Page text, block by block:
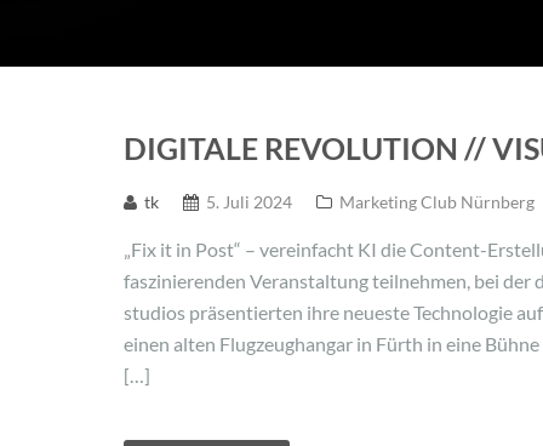
DIGITALE REVOLUTION //
tk 5. Juli 2024 Marketing Club Nürnberg
„Fix it in Post“ – vereinfacht KI die Content-
faszinierenden Veranstaltung teilnehmen, bei
studios präsentierten ihre neueste Technologie
einen alten Flugzeughangar in Fürth in eine
[…]